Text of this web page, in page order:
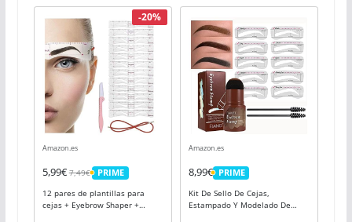
-20%
Amazon.es
5,99€7,49€ PRIME
PRIME
12 pares de plantillas para
cejas + Eyebrow Shaper +
Amazon.es
8,99€ PRIME
PRIME
Kit De Sello De Cejas,
Estampado Y Modelado De